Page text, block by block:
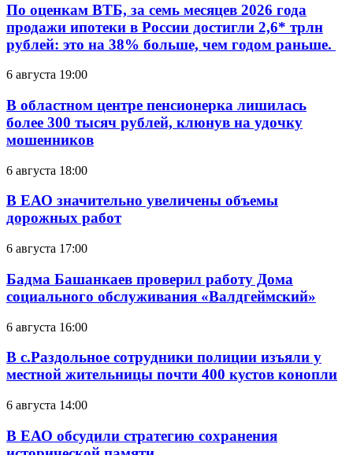
По оценкам ВТБ, за семь месяцев 2026 года
продажи ипотеки в России достигли 2,6* трлн
рублей: это на 38% больше, чем годом раньше.
6 августа 19:00
В областном центре пенсионерка лишилась
более 300 тысяч рублей, клюнув на удочку
мошенников
6 августа 18:00
В ЕАО значительно увеличены объемы
дорожных работ
6 августа 17:00
Бадма Башанкаев проверил работу Дома
социального обслуживания «Валдгеймский»
6 августа 16:00
В с.Раздольное сотрудники полиции изъяли у
местной жительницы почти 400 кустов конопли
6 августа 14:00
В ЕАО обсудили стратегию сохранения